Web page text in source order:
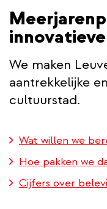
We maken
aantrekkelijke
cultuurstad.
Wat willen we
Hoe pakken we
Cijfers over